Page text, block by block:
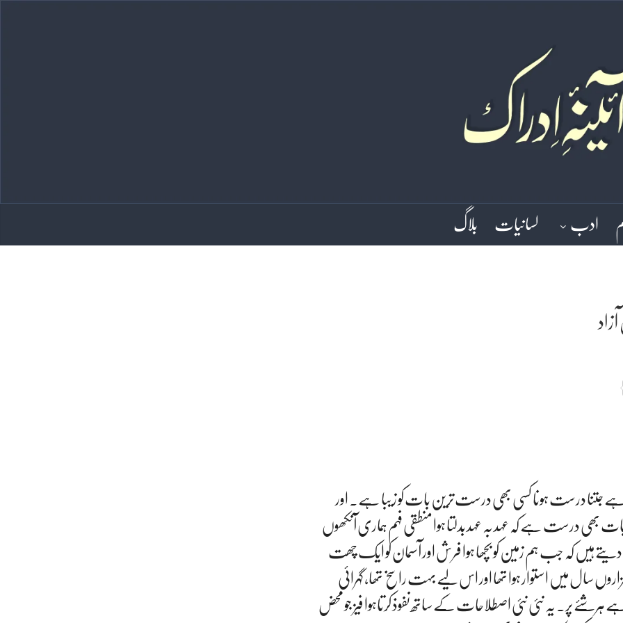
ادب لسانیات بلاگ
جتنا درست ہونا کسی بھی درست ترین بات کو زیبا ہے۔ اور
درست ہے کہ عہد بہ عہد بدلتا ہوا منطقی فہم ہماری آنکھوں
ہیں کہ جب ہم زمین کو بچھا ہوا فرش اور آسمان کو ایک چھت
سال میں استوار ہوا تھا اور اس لیے بہت راسخ تھا، گہرائی
پر۔ یہ نئی نئی اصطلاحات کے ساتھ نفوذ کرتاہوا فیز جو محض